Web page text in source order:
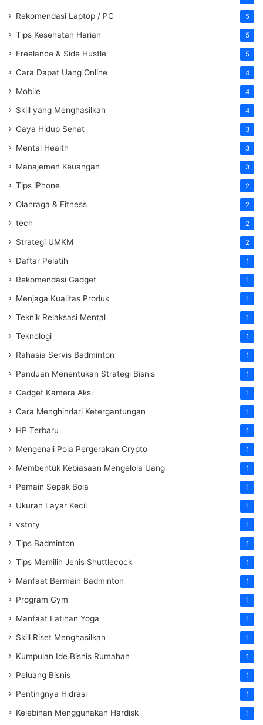
Rekomendasi Laptop / PC 5
Tips Kesehatan Harian 5
Freelance & Side Hustle 5
Cara Dapat Uang Online 4
Mobile 4
Skill yang Menghasilkan 4
Gaya Hidup Sehat 3
Mental Health 3
Manajemen Keuangan 3
Tips iPhone 2
Olahraga & Fitness 2
tech 2
Strategi UMKM 2
Daftar Pelatih 1
Rekomendasi Gadget 1
Menjaga Kualitas Produk 1
Teknik Relaksasi Mental 1
Teknologi 1
Rahasia Servis Badminton 1
Panduan Menentukan Strategi Bisnis 1
Gadget Kamera Aksi 1
Cara Menghindari Ketergantungan 1
HP Terbaru 1
Mengenali Pola Pergerakan Crypto 1
Membentuk Kebiasaan Mengelola Uang 1
Pemain Sepak Bola 1
Ukuran Layar Kecil 1
vstory 1
Tips Badminton 1
Tips Memilih Jenis Shuttlecock 1
Manfaat Bermain Badminton 1
Program Gym 1
Manfaat Latihan Yoga 1
Skill Riset Menghasilkan 1
Kumpulan Ide Bisnis Rumahan 1
Peluang Bisnis 1
Pentingnya Hidrasi 1
Kelebihan Menggunakan Hardisk 1